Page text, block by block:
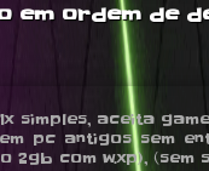
em ordem de
simples, aceita
pc antigos sem
com w.xp), (sem